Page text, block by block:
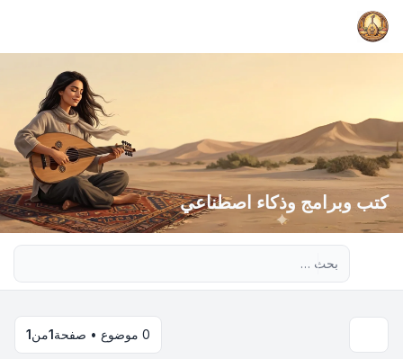
كتب وبرامج وذكاء اصطناعي
0 موضوع • صفحة 1من1